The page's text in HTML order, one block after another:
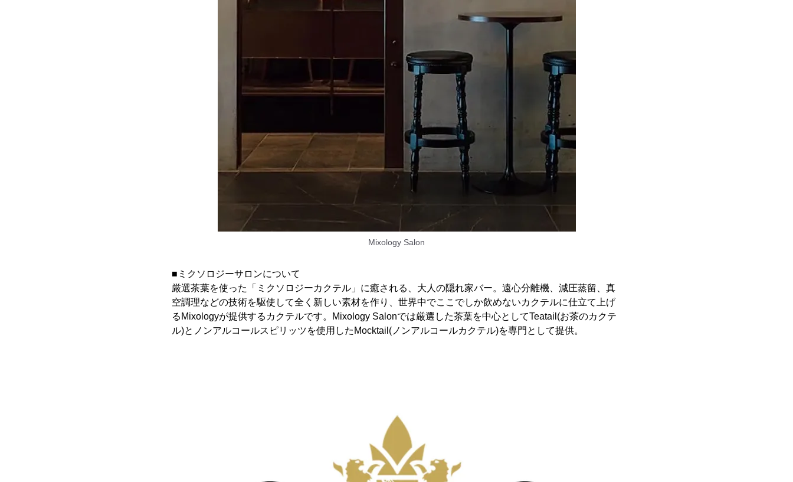
Mixology Salon
■ミクソロジーサロンについて
厳選茶葉を使った「ミクソロジーカクテル」に癒される、大人の隠れ家バー。遠心分離機、減圧蒸留、真
空調理などの技術を駆使して全く新しい素材を作り、世界中でここでしか飲めないカクテルに仕立て上げ
るMixologyが提供するカクテルです。Mixology Salonでは厳選した茶葉を中心としてTeatail(お茶のカクテ
ル)とノンアルコールスピリッツを使用したMocktail(ノンアルコールカクテル)を専門として提供。